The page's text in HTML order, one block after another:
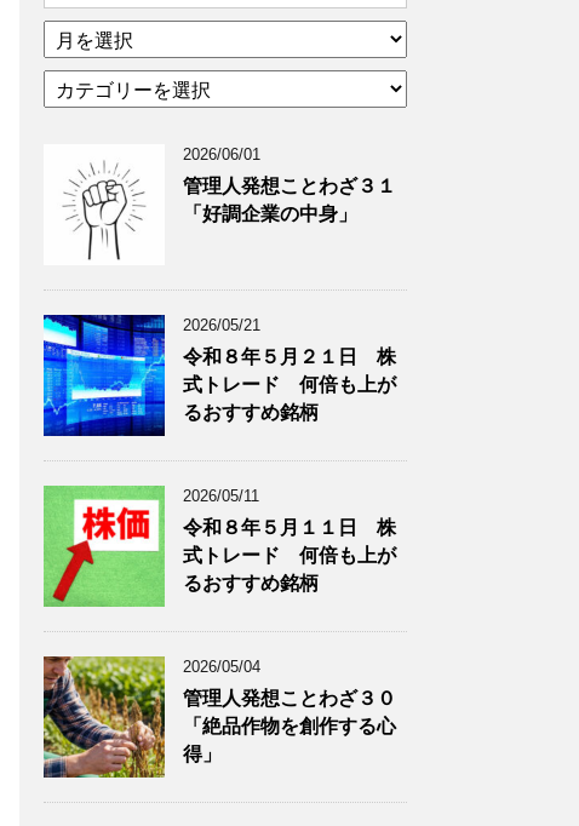
ア
ー
イ
グ
記
事
を
表
示
テ
ー
グ
記
事
を
表
示
2026/06/01
管理人発想ことわざ３１
「好調企業の中身」
2026/05/21
令和８年５月２１日 株
式トレード 何倍も上が
るおすすめ銘柄
2026/05/11
令和８年５月１１日 株
式トレード 何倍も上が
るおすすめ銘柄
2026/05/04
管理人発想ことわざ３０
「絶品作物を創作する心
得」